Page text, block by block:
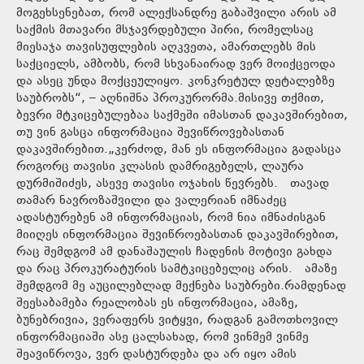
მოგეხსენებათ, რომ ალექსანდრე გაბაშვილი არის ამ
საქმის მთავარი მსჯავრდებული პირი, რომელსაც
მიესაჯა თავისუფლების აღკვეთა, ამართლებს მის
საქციელს, ამბობს, რომ სხვანაირად ვერ მოიქცეოდა
და ასეც უნდა მოქცეულიყო. კონკრეტულ დეტალებზე
საუბრობს“, – აღნიშნა პროკურორმა.მისივე თქმით,
ბევრი მტკიცებულებაა საქმეში იმასთან დაკავშირებით,
თუ ვინ გასცა ინფორმაცია შევიწროვებასთან
დაკავშირებით.„კერძოდ, მან ეს ინფორმაცია გადასცა
როგორც თავისი კლასის დამრიგებელს, ლაურა
დურმიშიძეს, ასევე თავისი ოჯახის წევრებს. თავად
თამარ ნავროზაშვილი და ვალერიან იმნაძეც
ადასტურებენ ამ ინფორმაციას, რომ ნია იმნაძისგან
მიიღეს ინფორმაცია შევიწროებასთან დაკავშირებით,
რაც შემდგომ ამ დანაშაულის ჩადენის მოტივი გახდა
და რაც პროკურატურის სამტკიცებელიც არის. ამაზე
შემდგომ მე აუცილებლად მექნება საუბრები.რამდენად
შეესაბამება რეალობას ეს ინფორმაცია, ამაზე,
ბუნებრივია, ვერაფერს ვიტყვი, რადგან გამოთხოვილ
ინფორმაციაში ასე ცალსახად, რომ ვინმემ ვინმე
შეავიწროვა, ვერ დასტურდება და არ იყო ამის